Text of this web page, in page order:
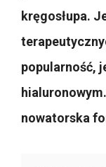
kręgosłupa.
popularność,
nowatorska